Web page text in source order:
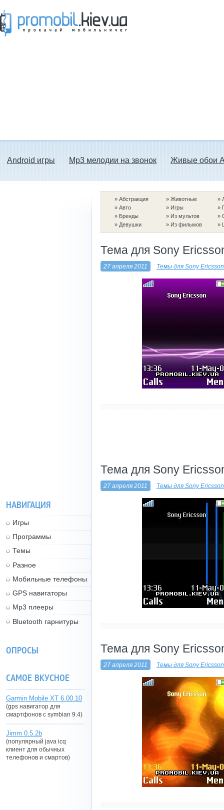
Android игры Mp3 мелодии на звонок Живые обои
» Абстракция
» Авто
» Бренды
» Девушки
» Животные
» Игры
» Из мультов
» Из фильмов
»
»
»
»
Тема для Sony
27 апреля 2011 Темы для Sony
Тема для Sony
27 апреля 2011 Темы для Sony
Тема для Sony
27 апреля 2011 Темы для Sony
НАВИГАЦИЯ
Игры
Программы
Темы
Разное
Мобильные телефоны
GPS навигаторы
Mp3 плееры
Bluetooth гарнитуры
ОПРОСЫ
САМОЕ ВКУСНОЕ
Garmin Mobile XT 6.00.10
(gps навигатор для
смартфонов с symbian 9.4)
Jimm 0.5.2b
(популярный java icq
клиент для обычных
телефонов и смартов)